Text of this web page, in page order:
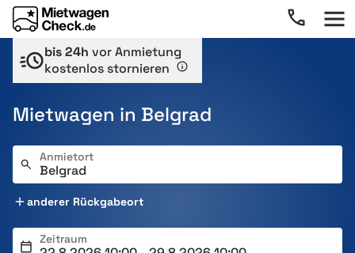
bis 24h vor Anmietung
kostenlos stornieren
Mietwagen in Belgrad
Anmietort
anderer Rückgabeort
Zeitraum